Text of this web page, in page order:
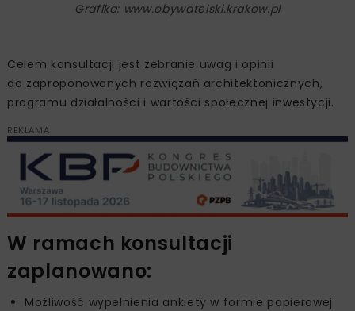
Grafika: www.obywatelski.krakow.pl
Celem konsultacji jest zebranie uwag i opinii
do zaproponowanych rozwiązań architektonicznych,
programu działalności i wartości społecznej inwestycji.
REKLAMA
W ramach konsultacji
zaplanowano:
Możliwość wypełnienia ankiety w formie papierowej